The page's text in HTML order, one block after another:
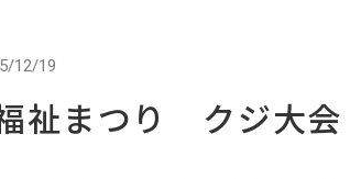
12/19
祉まつり クジ大